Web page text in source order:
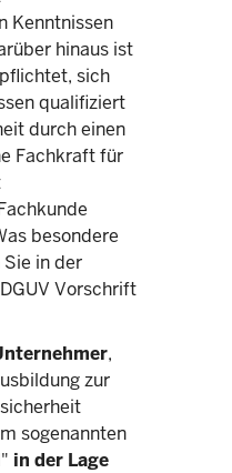
Kenntnissen
hinaus ist
sich
qualifiziert
durch einen
Fachkraft für
besondere
Sie in der
Vorschrift
,
zur
sogenannten
in der Lage